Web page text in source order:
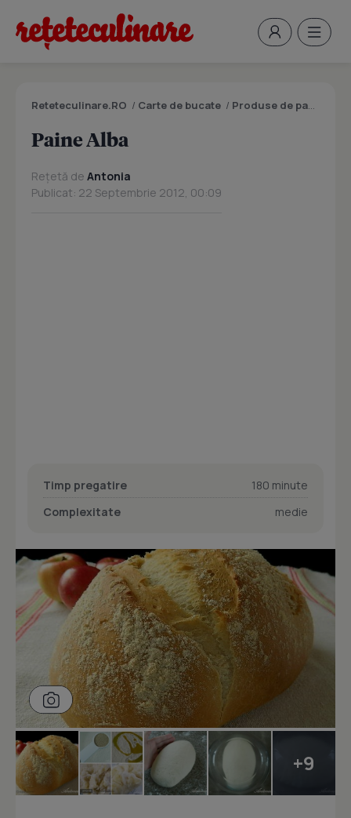
Reteteculinare.RO / Carte de bucate / Produse de panificatie si patiserie
Paine Alba
Rețetă de Antonia
Publicat: 22 Septembrie 2012, 00:09
Timp pregatire
180 minute
Complexitate
medie
+9